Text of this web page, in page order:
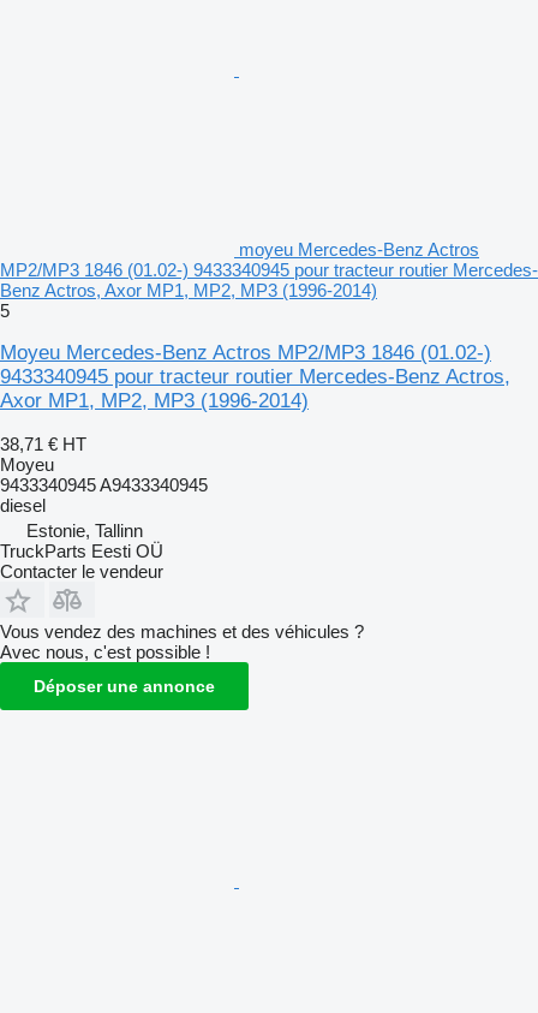
moyeu Mercedes-Benz Actros
MP2/MP3 1846 (01.02-) 9433340945 pour tracteur routier Mercedes-
Benz Actros, Axor MP1, MP2, MP3 (1996-2014)
5
Moyeu Mercedes-Benz Actros MP2/MP3 1846 (01.02-)
9433340945 pour tracteur routier Mercedes-Benz Actros,
Axor MP1, MP2, MP3 (1996-2014)
38,71 € HT
Moyeu
9433340945 A9433340945
diesel
Estonie, Tallinn
TruckParts Eesti OÜ
Contacter le vendeur
Vous vendez des machines et des véhicules ?
Avec nous, c'est possible !
Déposer une annonce